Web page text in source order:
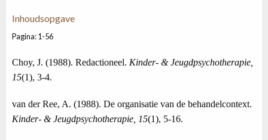
Inhoudsopgave
Pagina: 1-56
Choy, J. (1988). Redactioneel. Kinder- & Jeugdpsychotherapie,
15(1), 3-4.
van der Ree, A. (1988). De organisatie van de behandelcontext.
Kinder- & Jeugdpsychotherapie, 15(1), 5-16.